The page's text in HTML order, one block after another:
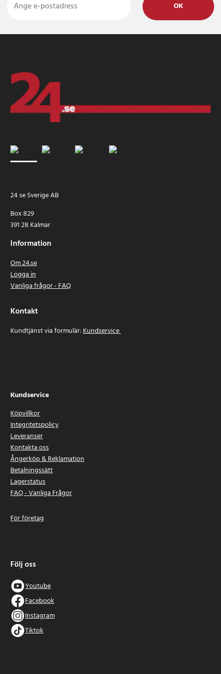
OK
24 se Sverige AB
Box 829
391 28 Kalmar
Information
Om 24.se
Logga in
Vanliga frågor - FAQ
Kontakt
Kundtjänst via formulär:Kundservice
Kundservice
Köpvillkor
Integritetspolicy
Leveranser
Kontakta oss
Ångerköp & Reklamation
Betalningssätt
Lagerstatus
FAQ - Vanliga Frågor
För företag
Följ oss
Youtube
Facebook
Instagram
Tiktok